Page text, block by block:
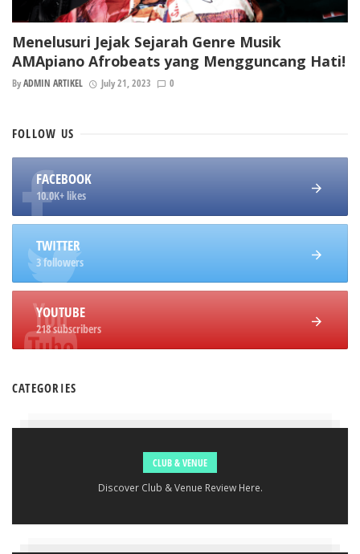
Menelusuri Jejak Sejarah Genre Musik
AMApiano Afrobeats yang Mengguncang Hati!
ByADMIN ARTIKEL July 21, 2023 0
FOLLOW US
FACEBOOK
10.0K+ likes
TWITTER
3 followers
YOUTUBE
218 subscribers
CATEGORIES
CLUB & VENUE
Discover Club & Venue Review Here.